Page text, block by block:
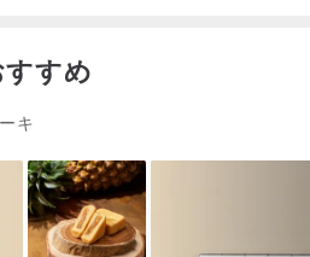
取り出した後は冷蔵庫に入れて24時
せて微調整が可能です。
ートとフォークが含まれています。
牛乳を食べる菜食主義者は安心して
すめ
キ